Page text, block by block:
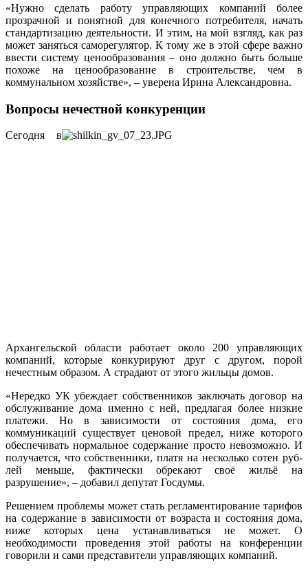
«Нужно сделать работу управляющих компаний более
прозрачной и понятной для конечного потребителя, начать
стандартизацию деятельности. И этим, на мой взгляд, как раз
может заняться саморегулятор. К тому же в этой сфере важно
ввести систему ценообразования – оно должно быть больше
похоже на ценообразование в строительстве, чем в
коммунальном хозяйстве», – уверена Ирина Александровна.
Вопросы нечестной конкуренции
Сегодня в
Архангельской области работает около 200 управляющих
компаний, которые конкурируют друг с другом, порой
нечестным образом. А страдают от этого жильцы домов.
«Нередко УК убеждает собственников заключать договор на
обслуживание дома именно с ней, предлагая более низкие
платежи. Но в зависимости от состояния дома, его
коммуникаций существует ценовой предел, ниже которого
обеспечивать нормальное содержание просто невозможно. И
получается, что собственники, платя на несколько сотен руб­
лей меньше, фактически обрекают своё жильё на
разрушение», – добавил депутат Госдумы.
Решением проблемы может стать регламентирование тарифов
на содержание в зависимости от возраста и состояния дома,
ниже которых цена устанавливаться не может. О
необходимости проведения этой работы на конференции
говорили и сами представители управляющих компаний.